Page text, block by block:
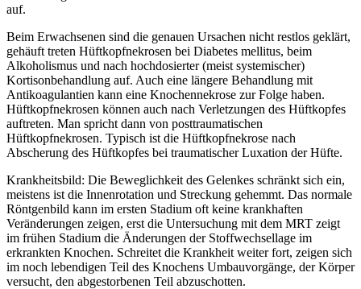
auf.
Beim Erwachsenen sind die genauen Ursachen nicht restlos geklärt,
gehäuft treten Hüftkopfnekrosen bei Diabetes mellitus, beim
Alkoholismus und nach hochdosierter (meist systemischer)
Kortisonbehandlung auf. Auch eine längere Behandlung mit
Antikoagulantien kann eine Knochennekrose zur Folge haben.
Hüftkopfnekrosen können auch nach Verletzungen des Hüftkopfes
auftreten. Man spricht dann von posttraumatischen
Hüftkopfnekrosen. Typisch ist die Hüftkopfnekrose nach
Abscherung des Hüftkopfes bei traumatischer Luxation der Hüfte.
Krankheitsbild: Die Beweglichkeit des Gelenkes schränkt sich ein,
meistens ist die Innenrotation und Streckung gehemmt. Das normale
Röntgenbild kann im ersten Stadium oft keine krankhaften
Veränderungen zeigen, erst die Untersuchung mit dem MRT zeigt
im frühen Stadium die Änderungen der Stoffwechsellage im
erkrankten Knochen. Schreitet die Krankheit weiter fort, zeigen sich
im noch lebendigen Teil des Knochens Umbauvorgänge, der Körper
versucht, den abgestorbenen Teil abzuschotten.